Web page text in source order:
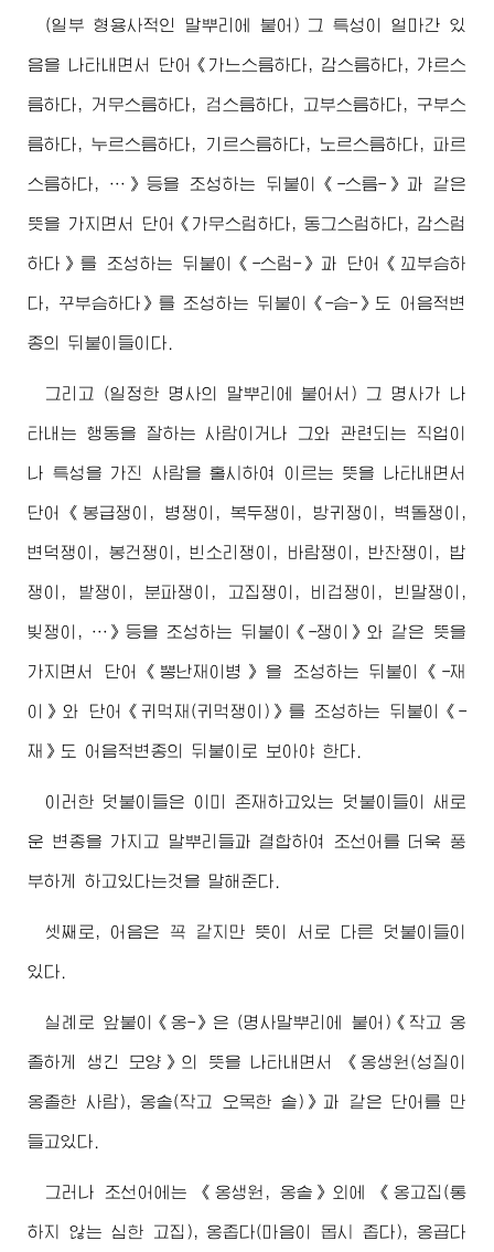
(일부 형용사적인 말뿌리에 붙어) 그 특성이 얼마간 있
음을 나타내면서 단어《가느스름하다, 감스름하다, 갸르스
름하다, 거무스름하다, 검스름하다, 고부스름하다, 구부스
름하다, 누르스름하다, 기르스름하다, 노르스름하다, 파르
스름하다, …》등을 조성하는 뒤붙이《-스름-》과 같은
뜻을 가지면서 단어《가무스럼하다, 동그스럼하다, 감스럼
하다》를 조성하는 뒤붙이《-스럼-》과 단어《꼬부슴하
다, 꾸부슴하다》를 조성하는 뒤붙이《-슴-》도 어음적변
종의 뒤붙이들이다.
그리고 (일정한 명사의 말뿌리에 붙어서) 그 명사가 나
타내는 행동을 잘하는 사람이거나 그와 관련되는 직업이
나 특성을 가진 사람을 홀시하여 이르는 뜻을 나타내면서
단어《봉급쟁이, 병쟁이, 복두쟁이, 방귀쟁이, 벽돌쟁이,
변덕쟁이, 봉건쟁이, 빈소리쟁이, 바람쟁이, 반찬쟁이, 밥
쟁이, 밭쟁이, 분파쟁이, 고집쟁이, 비겁쟁이, 빈말쟁이,
빚쟁이, …》등을 조성하는 뒤붙이《-쟁이》와 같은 뜻을
가지면서 단어《뽕난재이병》을 조성하는 뒤붙이《-재
이》와 단어《귀먹재(귀먹쟁이)》를 조성하는 뒤붙이《-
재》도 어음적변종의 뒤붙이로 보아야 한다.
이러한 덧붙이들은 이미 존재하고있는 덧붙이들이 새로
운 변종을 가지고 말뿌리들과 결합하여 조선어를 더욱 풍
부하게 하고있다는것을 말해준다.
셋째로, 어음은 꼭 같지만 뜻이 서로 다른 덧붙이들이
있다.
실례로 앞붙이《옹-》은 (명사말뿌리에 붙어)《작고 옹
졸하게 생긴 모양》의 뜻을 나타내면서 《옹생원(성질이
옹졸한 사람), 옹솥(작고 오목한 솥)》과 같은 단어를 만
들고있다.
그러나 조선어에는 《옹생원, 옹솥》외에 《옹고집(통
하지 않는 심한 고집), 옹좁다(마음이 몹시 좁다), 옹곱다